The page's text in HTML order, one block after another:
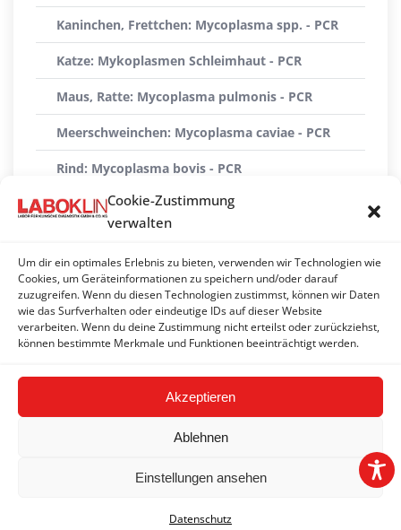
Cookie-Zustimmung
verwalten
Um dir ein optimales Erlebnis zu bieten, verwenden wir Technologien wie
Cookies, um Geräteinformationen zu speichern und/oder darauf
zuzugreifen. Wenn du diesen Technologien zustimmst, können wir Daten
wie das Surfverhalten oder eindeutige IDs auf dieser Website
verarbeiten. Wenn du deine Zustimmung nicht erteilst oder zurückziehst,
können bestimmte Merkmale und Funktionen beeinträchtigt werden.
Akzeptieren
Ablehnen
Einstellungen ansehen
Datenschutz
Kaninchen, Frettchen: Mycoplasma spp. - PCR
Katze: Mykoplasmen Schleimhaut - PCR
Maus, Ratte: Mycoplasma pulmonis - PCR
Meerschweinchen: Mycoplasma caviae - PCR
Rind: Mycoplasma bovis - PCR
Schildkröte, Schlange: Mykoplasmen - PCR
Antikörper*
Schwein: Mycoplasma hyopneumoniae - PCR
Vögel (Geflügel): Mycoplasma gallisepticum +
synoviae - PCR
Datenschutz